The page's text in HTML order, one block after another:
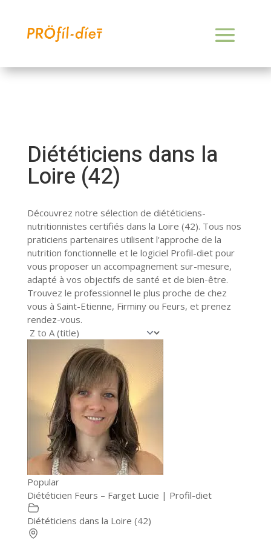
Diététiciens dans la
Loire (42)
Découvrez notre sélection de diététiciens-
nutritionnistes certifiés dans la Loire (42). Tous nos
praticiens partenaires utilisent l'approche de la
nutrition fonctionnelle et le logiciel Profil-diet pour
vous proposer un accompagnement sur-mesure,
adapté à vos objectifs de santé et de bien-être.
Trouvez le professionnel le plus proche de chez
vous à Saint-Etienne, Firminy ou Feurs, et prenez
rendez-vous.
Popular
Diététicien Feurs – Farget Lucie | Profil-diet
Diététiciens dans la Loire (42)